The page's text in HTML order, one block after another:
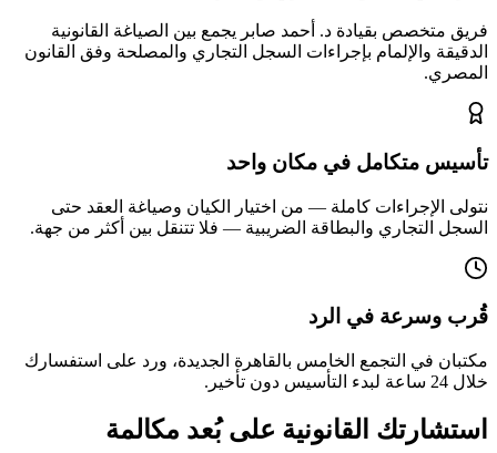
فريق متخصص بقيادة د. أحمد صابر يجمع بين الصياغة القانونية
الدقيقة والإلمام بإجراءات السجل التجاري والمصلحة وفق القانون
المصري.
تأسيس متكامل في مكان واحد
نتولى الإجراءات كاملة — من اختيار الكيان وصياغة العقد حتى
السجل التجاري والبطاقة الضريبية — فلا تتنقل بين أكثر من جهة.
قُرب وسرعة في الرد
مكتبان في التجمع الخامس بالقاهرة الجديدة، ورد على استفسارك
خلال 24 ساعة لبدء التأسيس دون تأخير.
استشارتك القانونية على بُعد مكالمة